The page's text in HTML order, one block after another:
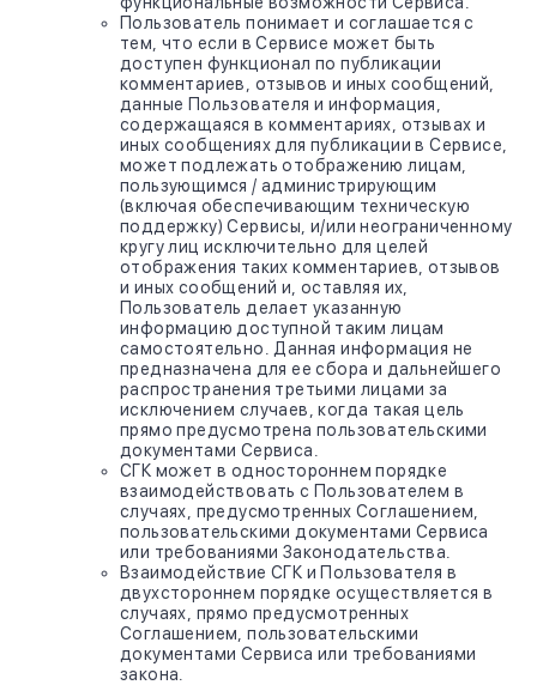
Пользователь понимает и соглашается с
тем, что если в Сервисе может быть
доступен функционал по публикации
комментариев, отзывов и иных сообщений,
данные Пользователя и информация,
содержащаяся в комментариях, отзывах и
иных сообщениях для публикации в Сервисе,
может подлежать отображению лицам,
пользующимся / администрирующим
(включая обеспечивающим техническую
поддержку) Сервисы, и/или неограниченному
кругу лиц исключительно для целей
отображения таких комментариев, отзывов
и иных сообщений и, оставляя их,
Пользователь делает указанную
информацию доступной таким лицам
самостоятельно. Данная информация не
предназначена для ее сбора и дальнейшего
распространения третьими лицами за
исключением случаев, когда такая цель
прямо предусмотрена пользовательскими
документами Сервиса.
СГК может в одностороннем порядке
взаимодействовать с Пользователем в
случаях, предусмотренных Соглашением,
пользовательскими документами Сервиса
или требованиями Законодательства.
Взаимодействие СГК и Пользователя в
двухстороннем порядке осуществляется в
случаях, прямо предусмотренных
Соглашением, пользовательскими
документами Сервиса или требованиями
закона.